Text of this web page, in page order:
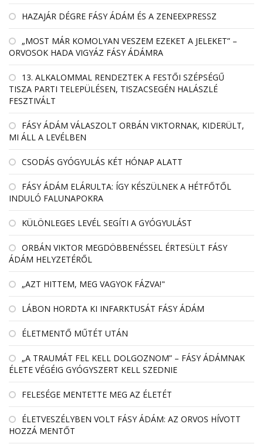
HAZAJÁR DÉGRE FÁSY ÁDÁM ÉS A ZENEEXPRESSZ
„MOST MÁR KOMOLYAN VESZEM EZEKET A JELEKET” –
ORVOSOK HADA VIGYÁZ FÁSY ÁDÁMRA
13. ALKALOMMAL RENDEZTEK A FESTŐI SZÉPSÉGŰ
TISZA PARTI TELEPÜLÉSEN, TISZACSEGÉN HALÁSZLÉ
FESZTIVÁLT
FÁSY ÁDÁM VÁLASZOLT ORBÁN VIKTORNAK, KIDERÜLT,
MI ÁLL A LEVÉLBEN
CSODÁS GYÓGYULÁS KÉT HÓNAP ALATT
FÁSY ÁDÁM ELÁRULTA: ÍGY KÉSZÜLNEK A HÉTFŐTŐL
INDULÓ FALUNAPOKRA
KÜLÖNLEGES LEVÉL SEGÍTI A GYÓGYULÁST
ORBÁN VIKTOR MEGDÖBBENÉSSEL ÉRTESÜLT FÁSY
ÁDÁM HELYZETÉRŐL
„AZT HITTEM, MEG VAGYOK FÁZVA!"
LÁBON HORDTA KI INFARKTUSÁT FÁSY ÁDÁM
ÉLETMENTŐ MŰTÉT UTÁN
„A TRAUMÁT FEL KELL DOLGOZNOM” – FÁSY ÁDÁMNAK
ÉLETE VÉGÉIG GYÓGYSZERT KELL SZEDNIE
FELESÉGE MENTETTE MEG AZ ÉLETÉT
ÉLETVESZÉLYBEN VOLT FÁSY ÁDÁM: AZ ORVOS HÍVOTT
HOZZÁ MENTŐT